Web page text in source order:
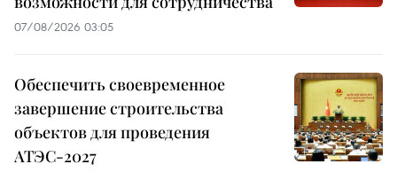
07/08/2026 03:05
Обеспечить своевременное
завершение строительства
объектов для проведения
АТЭС-2027